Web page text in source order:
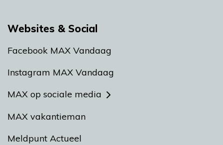
Websites & Social
Facebook MAX Vandaag
Instagram MAX Vandaag
MAX op sociale media
MAX vakantieman
Meldpunt Actueel